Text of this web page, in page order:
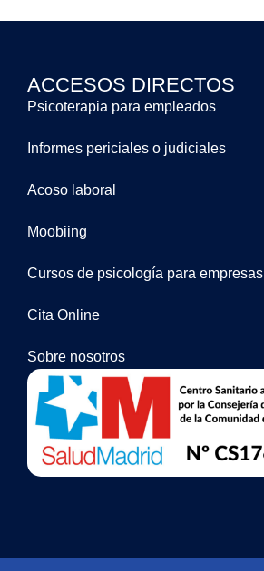
ACCESOS DIRECTOS
Psicoterapia para empleados
Informes periciales o judiciales
Acoso laboral
Moobiing
Cursos de psicología para empresas
Cita Online
Sobre nosotros